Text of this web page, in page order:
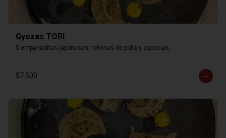
Gyozas TORI
5 empanaditas japonesas, rellenas de pollo y especias.
$7.500